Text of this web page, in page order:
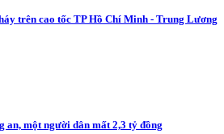
trên cao tốc TP Hồ Chí Minh - Trung Lương
an, một người dân mất 2,3 tỷ đồng